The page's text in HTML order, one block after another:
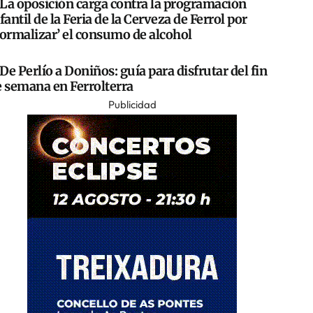
La oposición carga contra la programación
de la Feria de la Cerveza de Ferrol por
el consumo de alcohol
De Perlío a Doniños: guía para disfrutar del fin
semana en Ferrolterra
Publicidad